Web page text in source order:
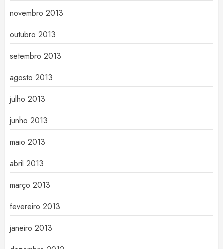
novembro 2013
outubro 2013
setembro 2013
agosto 2013
julho 2013
junho 2013
maio 2013
abril 2013
março 2013
fevereiro 2013
janeiro 2013